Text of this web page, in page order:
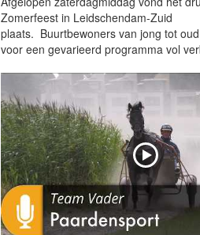
Zomerfeest in Leidschendam-Zuid
plaats. Buurtbewoners van jong tot
voor een gevarieerd programma vol